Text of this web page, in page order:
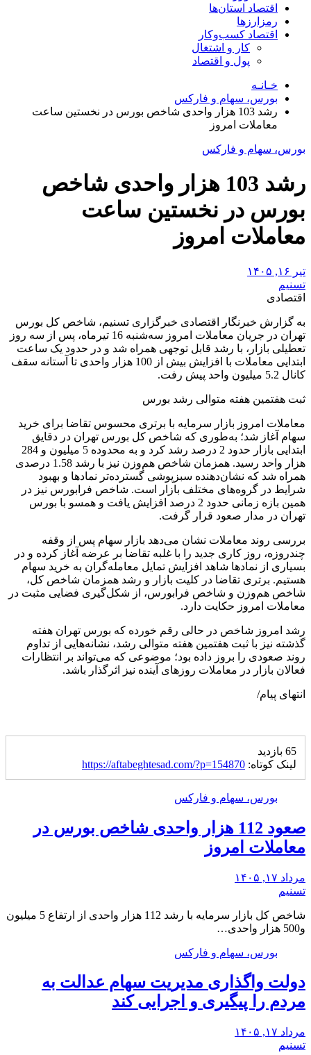
اقتصاد استان‌ها
رمزارزها
اقتصاد کسب‌و‌کار
کار و اشتغال
پول و اقتصاد
خـانـه
بورس، سهام و فارکس
رشد 103 هزار واحدی شاخص بورس در نخستین ساعت
معاملات امروز
بورس، سهام و فارکس
رشد 103 هزار واحدی شاخص
بورس در نخستین ساعت
معاملات امروز
تیر ۱۶, ۱۴۰۵
تسنیم
اقتصادی
به گزارش خبرنگار اقتصادی خبرگزاری تسنیم، شاخص کل بورس
تهران در جریان معاملات امروز سه‌شنبه 16 تیرماه، پس از سه روز
تعطیلی بازار، با رشد قابل توجهی همراه شد و در حدود یک ساعت
ابتدایی معاملات با افزایش بیش از 100 هزار واحدی تا آستانه سقف
کانال 5.2 میلیون واحد پیش رفت.
ثبت هفتمین هفته متوالی رشد بورس
معاملات امروز بازار سرمایه با برتری محسوس تقاضا برای خرید
سهام آغاز شد؛ به‌طوری که شاخص کل بورس تهران در دقایق
ابتدایی بازار حدود 2 درصد رشد کرد و به محدوده 5 میلیون و 284
هزار واحد رسید. همزمان شاخص هم‌وزن نیز با رشد 1.58 درصدی
همراه شد که نشان‌دهنده سبزپوشی گسترده‌تر نمادها و بهبود
شرایط در گروه‌های مختلف بازار است. شاخص فرابورس نیز در
همین بازه زمانی حدود 2 درصد افزایش یافت و همسو با بورس
تهران در مدار صعود قرار گرفت.
بررسی روند معاملات نشان می‌دهد بازار سهام پس از وقفه
چندروزه، روز کاری جدید را با غلبه تقاضا بر عرضه آغاز کرده و در
بسیاری از نمادها شاهد افزایش تمایل معامله‌گران به خرید سهام
هستیم. برتری تقاضا در کلیت بازار و رشد همزمان شاخص کل،
شاخص هم‌وزن و شاخص فرابورس، از شکل‌گیری فضایی مثبت در
معاملات امروز حکایت دارد.
رشد امروز شاخص در حالی رقم خورده که بورس تهران هفته
گذشته نیز با ثبت هفتمین هفته متوالی رشد، نشانه‌هایی از تداوم
روند صعودی را بروز داده بود؛ موضوعی که می‌تواند بر انتظارات
فعالان بازار در معاملات روزهای آینده نیز اثرگذار باشد.
انتهای پیام/
65 بازدید
لینک کوتاه: https://aftabeghtesad.com/?p=154870
بورس، سهام و فارکس
صعود 112 هزار واحدی شاخص بورس در
معاملات امروز
مرداد ۱۷, ۱۴۰۵
تسنیم
شاخص کل بازار سرمایه با رشد 112 هزار واحدی از ارتفاع 5 میلیون
و500 هزار واحدی…
بورس، سهام و فارکس
دولت واگذاری مدیریت سهام عدالت به
مردم را پیگیری و اجرایی کند
مرداد ۱۷, ۱۴۰۵
تسنیم